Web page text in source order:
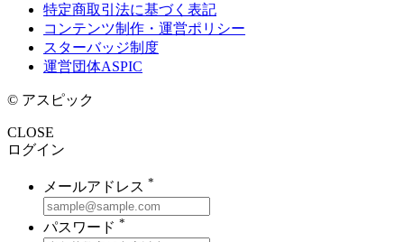
特定商取引法に基づく表記
コンテンツ制作・運営ポリシー
スターバッジ制度
運営団体ASPIC
© アスピック
CLOSE
ログイン
メールアドレス *
パスワード *